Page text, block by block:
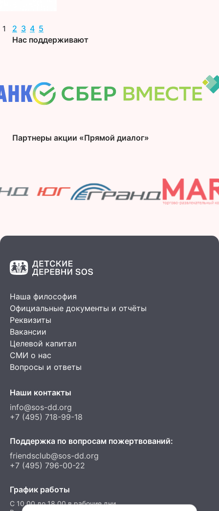
1 2 3 4 5
Нас поддерживают
Партнеры акции «Прямой диалог»
Наша философия
Официальные документы и отчёты
Реквизиты
Вакансии
Целевой капитал
СМИ о нас
Вопросы и ответы
Наши контакты
info@sos-dd.org
+7 (495) 718-99-18
Поддержка по вопросам пожертвований:
friendsclub@sos-dd.org
+7 (495) 796-00-22
График работы
C 10.00 до 18.00 в рабочие дни